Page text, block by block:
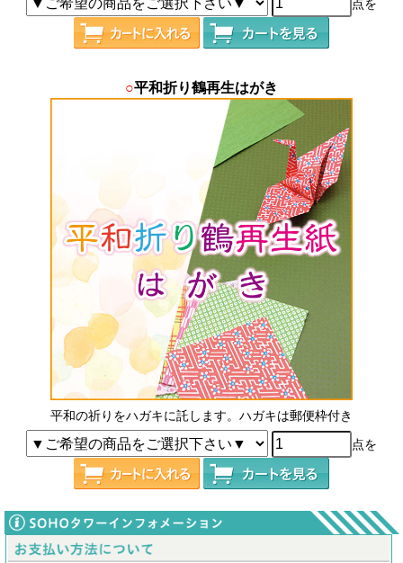
○平和折り鶴再生はがき
平和の祈りをハガキに託します。ハガキは郵便枠付き
点を